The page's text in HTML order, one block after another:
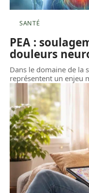
SANTÉ
PEA :
douleurs
Dans le domaine de la
représentent un enjeu